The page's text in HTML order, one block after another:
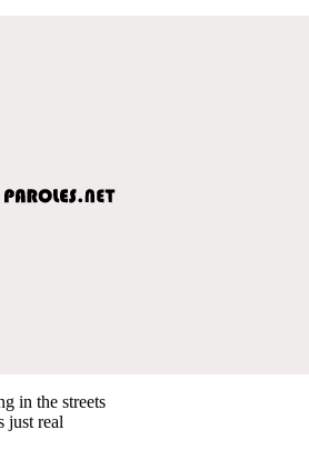
in the streets
just real